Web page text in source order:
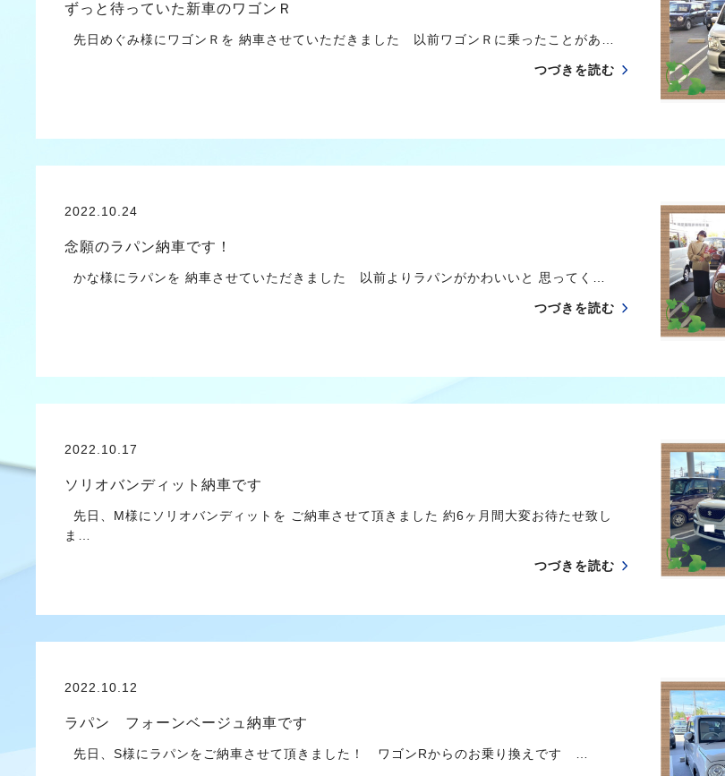
ずっと待っていた新車のワゴンＲ
先日めぐみ様にワゴンＲを 納車させていただきました 以前ワゴンＲに乗ったことがあ…
つづきを読む
2022.10.24
念願のラパン納車です！
かな様にラパンを 納車させていただきました 以前よりラパンがかわいいと 思ってく…
つづきを読む
2022.10.17
ソリオバンディット納車です
先日、M様にソリオバンディットを ご納車させて頂きました 約6ヶ月間大変お待たせ致し
ま…
つづきを読む
2022.10.12
ラパン フォーンベージュ納車です
先日、S様にラパンをご納車させて頂きました！ ワゴンRからのお乗り換えです …